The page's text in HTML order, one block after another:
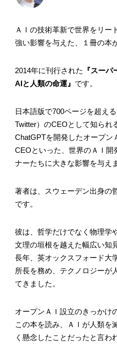
ＡＩの技術革新で世界をリー
強い影響を与えた、１冊の本
2014年に刊行された
『スー
AIと人類の命運』 です。
日本語版で700ページを超え
Twitter）のCEOとして知られ
ChatGPTを開発したオープン
CEOといった、世界のＡＩ開
ナーたちに大きな影響を与え
著者は、スウェーデン出身の
です。
彼は、哲学だけでなく物理学
文理の垣根を越えた幅広い知
長年、英オックスフォード大
所長を務め、テクノロジーが
てきました。
オープンＡＩ設立のきっかけ
この本を読み、ＡＩが人類を
く懸念したことだったと言わ